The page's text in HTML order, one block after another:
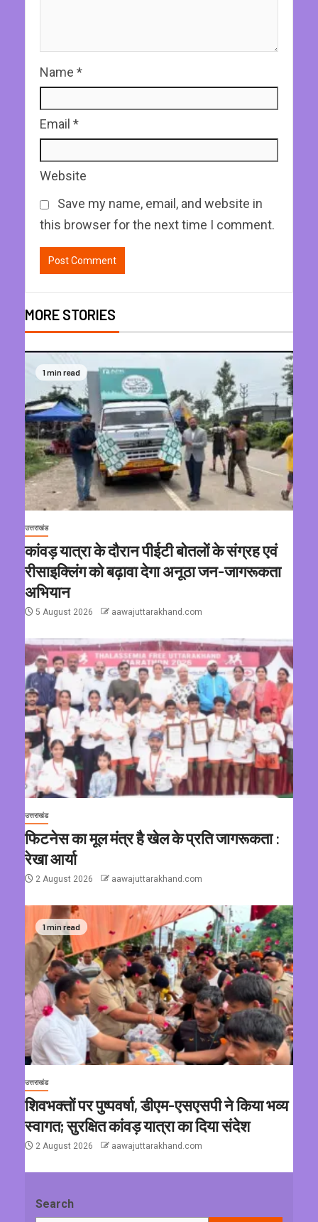
Name *
Email *
Website
Save my name, email, and website in
this browser for the next time I comment.
MORE STORIES
1 min read
उत्तराखंड
कांवड़ यात्रा के दौरान पीईटी बोतलों के संग्रह एवं
रीसाइक्लिंग को बढ़ावा देगा अनूठा जन-जागरूकता
अभियान
5 August 2026 aawajuttarakhand.com
उत्तराखंड
फिटनेस का मूल मंत्र है खेल के प्रति जागरूकता :
रेखा आर्या
2 August 2026 aawajuttarakhand.com
1 min read
उत्तराखंड
शिवभक्तों पर पुष्पवर्षा, डीएम-एसएसपी ने किया भव्य
स्वागत; सुरक्षित कांवड़ यात्रा का दिया संदेश
2 August 2026 aawajuttarakhand.com
Search